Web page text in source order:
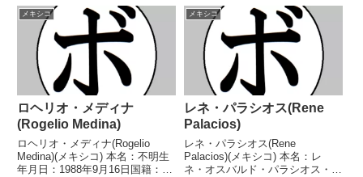
1978/11/29 △6R判定 (採点不
明) エンリケ・バスケス(メキ...
日：1995年8月19日国籍：メキシ
コ戦績：39戦31勝(20KO)8
敗 【獲得タイト...
メキシコ
ロヘリオ・メディナ
(Rogelio Medina)
ロヘリオ・メディナ(Rogelio
Medina)(メキシコ) 本名：不明生
年月日：1988年9月16日国籍：メ
メキシコ
レネ・パラシオス(Rene
Palacios)
レネ・パラシオス(Rene
Palacios)(メキシコ) 本名：レ
ネ・オスバルド・パラシオス・ガ